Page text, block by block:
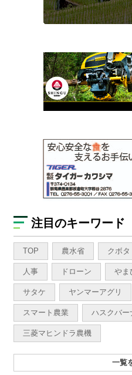
注目のキーワード
TOP 農水省 クボタ
人事 ドローン やま
サタケ ヤンマーアグリ
スマート農業 ハスクバー
三菱マヒンドラ農機
一覧